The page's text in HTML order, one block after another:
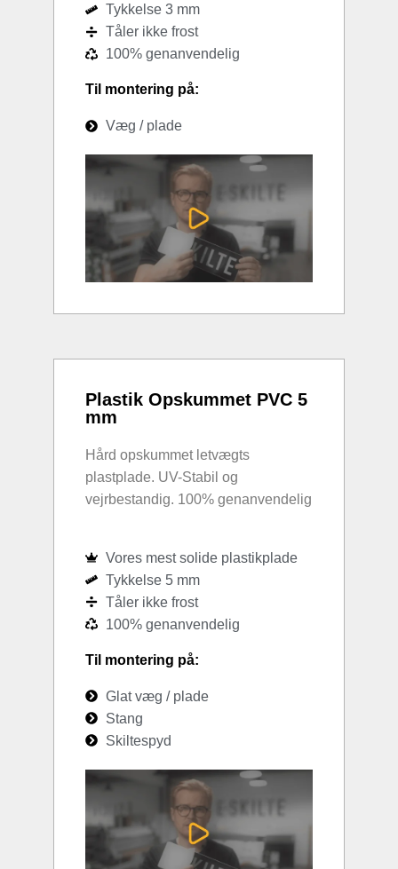
Tykkelse 3 mm
Tåler ikke frost
100% genanvendelig
Til montering på:
Væg / plade
Plastik Opskummet PVC 5
mm
Hård opskummet letvægts
plastplade. UV-Stabil og
vejrbestandig. 100% genanvendelig
Vores mest solide plastikplade
Tykkelse 5 mm
Tåler ikke frost
100% genanvendelig
Til montering på:
Glat væg / plade
Stang
Skiltespyd